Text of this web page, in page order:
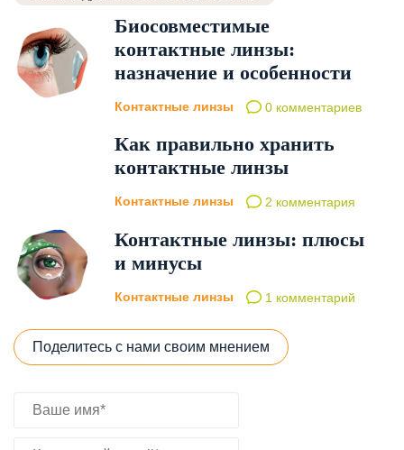
Биосовместимые
контактные линзы:
назначение и особенности
Контактные линзы 0 комментариев
Как правильно хранить
контактные линзы
Контактные линзы 2 комментария
Контактные линзы: плюсы
и минусы
Контактные линзы 1 комментарий
Поделитесь с нами своим мнением